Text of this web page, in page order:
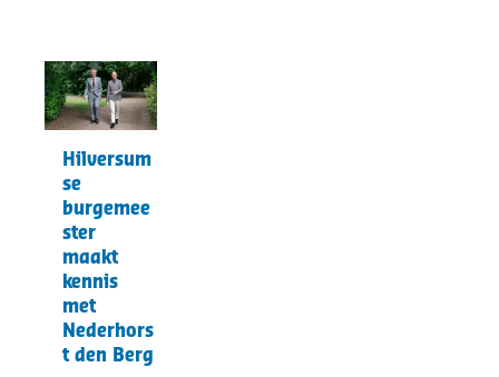
t("Lees
meer
over")
Hilversumse
burgemeester
maakt
kennis
met
Nederhorst
den
Berg
Hilversum
se
burgemee
ster
maakt
kennis
met
Nederhors
t den Berg